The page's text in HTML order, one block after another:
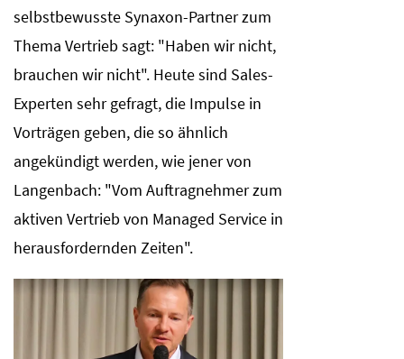
selbstbewusste Synaxon-Partner zum
Thema Vertrieb sagt: "Haben wir nicht,
brauchen wir nicht". Heute sind Sales-
Experten sehr gefragt, die Impulse in
Vorträgen geben, die so ähnlich
angekündigt werden, wie jener von
Langenbach: "Vom Auftragnehmer zum
aktiven Vertrieb von Managed Service in
herausfordernden Zeiten".